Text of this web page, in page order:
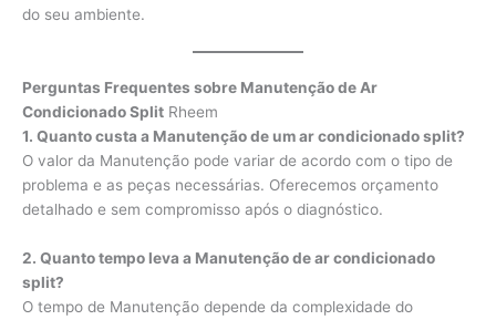
do seu ambiente.
Perguntas Frequentes sobre Manutenção de Ar
Condicionado Split Rheem
1. Quanto custa a Manutenção de um ar condicionado split?
O valor da Manutenção pode variar de acordo com o tipo de
problema e as peças necessárias. Oferecemos orçamento
detalhado e sem compromisso após o diagnóstico.
2. Quanto tempo leva a Manutenção de ar condicionado
split?
O tempo de Manutenção depende da complexidade do